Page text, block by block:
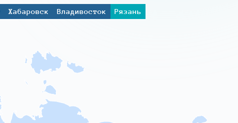
Хабаровск Владивосток
Рязань